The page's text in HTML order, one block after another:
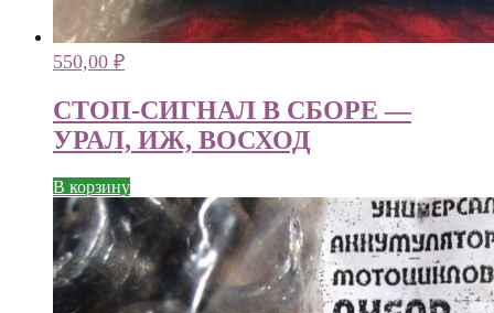
550,00 ₽
СТОП-СИГНАЛ В СБОРЕ —
УРАЛ, ИЖ, ВОСХОД
В корзину